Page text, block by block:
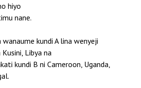
hiyo
nane.
wanaume kundi A lina wenyeji
Libya na
kundi B ni Cameroon, Uganda,